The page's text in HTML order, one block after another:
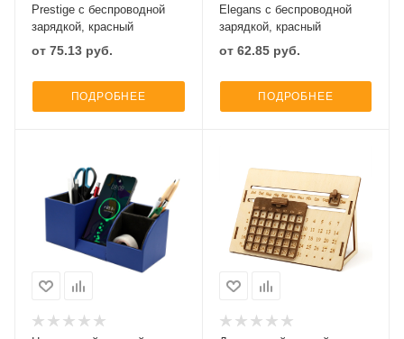
Prestige c беспроводной
зарядкой, красный
от 75.13 руб.
ПОДРОБНЕЕ
Elegans c беспроводной
зарядкой, красный
от 62.85руб.
ПОДРОБНЕЕ